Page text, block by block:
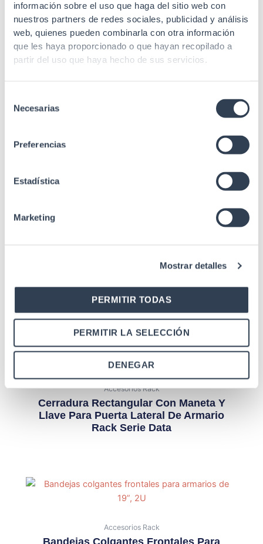
información sobre el uso que haga del sitio web con
nuestros partners de redes sociales, publicidad y análisis
web, quienes pueden combinarla con otra información
que les haya proporcionado o que hayan recopilado a
partir del uso que haya hecho de sus servicios.
Necesarias
Preferencias
Estadística
Marketing
Mostrar detalles
PERMITIR TODAS
PERMITIR LA SELECCIÓN
DENEGAR
Productos relacionados
Cerradura Rectangular Con Maneta Y
Rack Serie Global, Mural Y Servidor
Accesorios Rack
Cerradura Rectangular Con Maneta Y
Llave Para Puerta Lateral De Armario
Rack Serie Data
Accesorios Rack